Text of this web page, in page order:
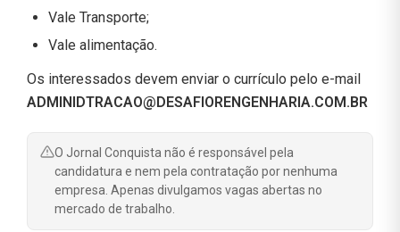
Vale Transporte;
Vale alimentação.
Os interessados devem enviar o currículo pelo e-mail
ADMINIDTRACAO@DESAFIORENGENHARIA.COM.BR
O Jornal Conquista não é responsável pela
candidatura e nem pela contratação por nenhuma
empresa. Apenas divulgamos vagas abertas no
mercado de trabalho.